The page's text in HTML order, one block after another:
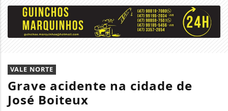
VALE NORTE
Grave acidente na cidade de
José Boiteux